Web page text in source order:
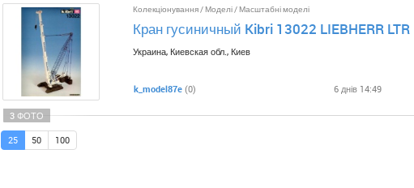
3 ФОТО
Колекціонування/ Моделі/ Масштабні моделі
Кран гусиничный Kibri 13022 LIEBHERR
Украина, Киевская обл., Киев
k_model87e (0) 6 днів 14:49
25 50 100